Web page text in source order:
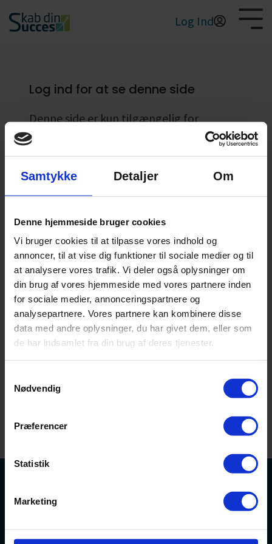
Samtykke Detaljer Om
Denne hjemmeside bruger cookies
Vi bruger cookies til at tilpasse vores indhold og
annoncer, til at vise dig funktioner til sociale medier og til
at analysere vores trafik. Vi deler også oplysninger om
din brug af vores hjemmeside med vores partnere inden
for sociale medier, annonceringspartnere og
analysepartnere. Vores partnere kan kombinere disse
data med andre oplysninger, du har givet dem, eller som
de har indsamlet fra din brug af deres tjenester.
Nødvendig
Præferencer
Statistik
Marketing
Log Ind
Produkt
Log ind for at se denne side
Denne side er kun tilgængelig for
registrerede brugere. Har du endnu ikke
oprettet dig som bruger, er du
skabdinsucces@frie.dk
Password* Show password
Husk mig Glemt password?